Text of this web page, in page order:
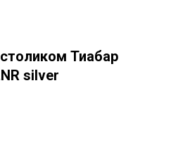
Тиабар
silver